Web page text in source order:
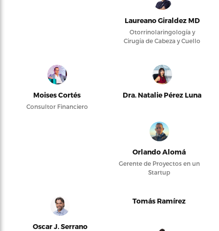
Laureano Giraldez MD
Otorrinolaringología y
Cirugía de Cabeza y Cuello
Moises Cortés
Consultor Financiero
Dra. Natalie Pérez Luna
Orlando Alomá
Gerente de Proyectos en un
Startup
Oscar J. Serrano
Tomás Ramírez